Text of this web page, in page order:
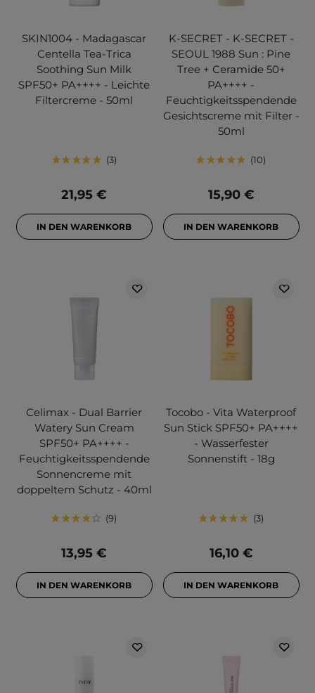
SKIN1004 - Madagascar
Centella Tea-Trica
Soothing Sun Milk
SPF50+ PA++++ - Leichte
Filtercreme - 50ml
3
21,95 €
IN DEN WARENKORB
K-SECRET - K-SECRET -
SEOUL 1988 Sun : Pine
Tree + Ceramide 50+
PA++++ -
Feuchtigkeitsspendende
Gesichtscreme mit Filter -
50ml
10
15,90 €
IN DEN WARENKORB
Celimax - Dual Barrier
Watery Sun Cream
SPF50+ PA++++ -
Feuchtigkeitsspendende
Sonnencreme mit
doppeltem Schutz - 40ml
9
13,95 €
IN DEN WARENKORB
Tocobo - Vita Waterproof
Sun Stick SPF50+ PA++++
- Wasserfester
Sonnenstift - 18g
3
16,10 €
IN DEN WARENKORB